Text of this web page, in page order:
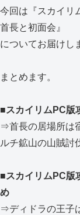
今回は『スカイリ
首長と初面会』
についてお届けし
まとめます。
■スカイリムPC版
⇒首長の居場所は
ルチ鉱山の山賊討
■スカイリムPC版
め
⇒ディドラの王子